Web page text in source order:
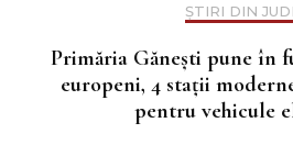
ȘTIRI DIN
Primăria Gănești pune în
europeni, 4 stații
pentru vehicule